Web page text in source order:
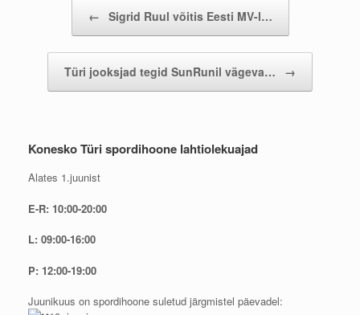
← Sigrid Ruul võitis Eesti MV-l…
Türi jooksjad tegid SunRunil vägeva… →
Konesko Türi spordihoone lahtiolekuajad
Alates 1.juunist
E-R: 10:00-20:00
L: 09:00-16:00
P: 12:00-19:00
Juunikuus on spordihoone suletud järgmistel päevadel: